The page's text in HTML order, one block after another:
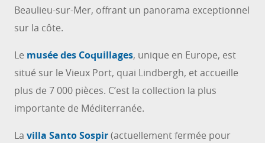
Beaulieu-sur-Mer, offrant un panorama exceptionnel
sur la côte.
Le musée des Coquillages, unique en Europe, est
situé sur le Vieux Port, quai Lindbergh, et accueille
plus de 7 000 pièces. C’est la collection la plus
importante de Méditerranée.
La villa Santo Sospir(actuellement fermée pour